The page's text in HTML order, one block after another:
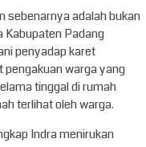
sebenarnya adalah bukan
Kabupaten Padang
penyadap karet
pengakuan warga yang
tinggal di rumah
terlihat oleh warga.
Indra menirukan